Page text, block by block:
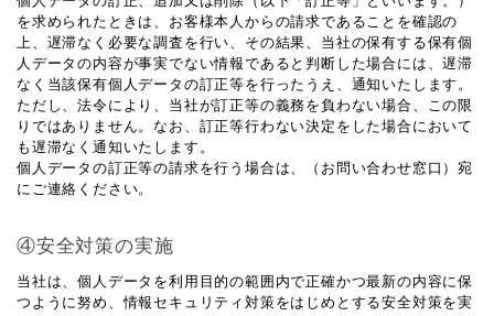
を求められたときは、お客様本人からの請求であることを確認の
上、遅滞なく必要な調査を行い、その結果、当社の保有する保有個
人データの内容が事実でない情報であると判断した場合には、遅滞
なく当該保有個人データの訂正等を行ったうえ、通知いたします。
ただし、法令により、当社が訂正等の義務を負わない場合、この限
りではありません。なお、訂正等行わない決定をした場合において
も遅滞なく通知いたします。
個人データの訂正等の請求を行う場合は、（お問い合わせ窓口）宛
にご連絡ください。
④安全対策の実施
当社は、個人データを利用目的の範囲内で正確かつ最新の内容に保
つように努め、情報セキュリティ対策をはじめとする安全対策を実